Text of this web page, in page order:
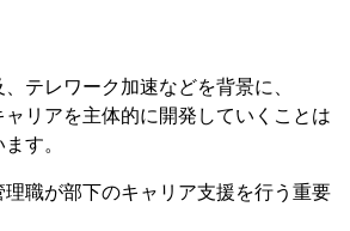
テレワーク加速などを背景に、
リアを主体的に開発していくことは
す。
職が部下のキャリア支援を行う重要